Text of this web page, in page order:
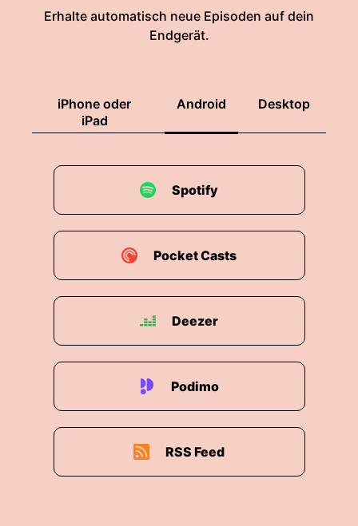
Erhalte automatisch neue Episoden auf dein
Endgerät.
iPhone oder
iPad
Android Desktop
Spotify
Pocket Casts
Deezer
Podimo
RSS Feed